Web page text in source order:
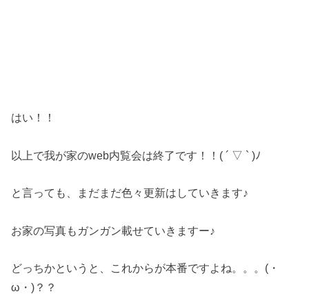
はい！！
以上で我が家のweb内覧会は終了です！！( ´ ▽ ` )ﾉ
と言っても、まだまだ色々更新はしていきます♪
お家の写真もガンガン載せていきますー♪
どっちかというと、これからが本番ですよね。。。(・
ω・)？？